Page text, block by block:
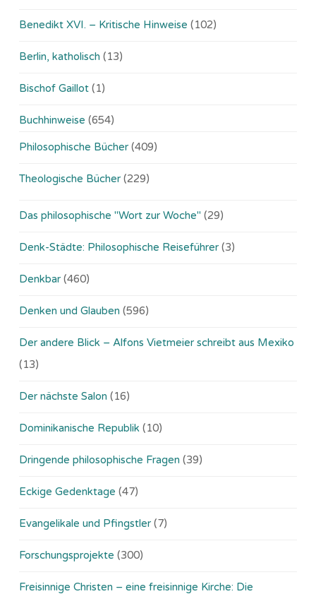
Benedikt XVI. – Kritische Hinweise (102)
Berlin, katholisch (13)
Bischof Gaillot (1)
Buchhinweise (654)
Philosophische Bücher (409)
Theologische Bücher (229)
Das philosophische "Wort zur Woche" (29)
Denk-Städte: Philosophische Reiseführer (3)
Denkbar (460)
Denken und Glauben (596)
Der andere Blick – Alfons Vietmeier schreibt aus Mexiko
(13)
Der nächste Salon (16)
Dominikanische Republik (10)
Dringende philosophische Fragen (39)
Eckige Gedenktage (47)
Evangelikale und Pfingstler (7)
Forschungsprojekte (300)
Freisinnige Christen – eine freisinnige Kirche: Die